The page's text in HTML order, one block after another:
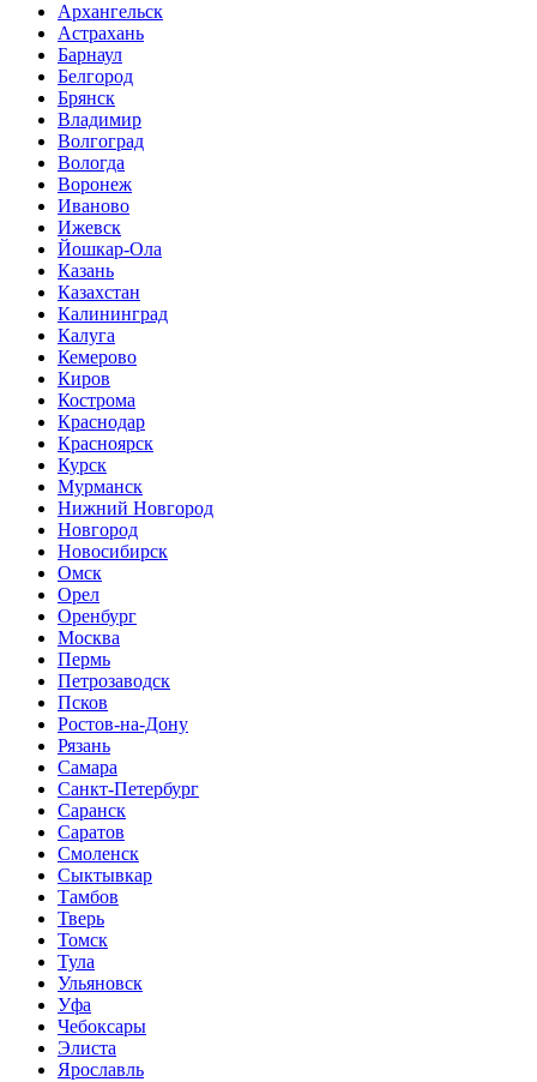
Архангельск
Астрахань
Барнаул
Белгород
Брянск
Владимир
Волгоград
Вологда
Воронеж
Иваново
Ижевск
Йошкар-Ола
Казань
Казахстан
Калининград
Калуга
Кемерово
Киров
Кострома
Краснодар
Красноярск
Курск
Мурманск
Нижний Новгород
Новгород
Новосибирск
Омск
Орел
Оренбург
Москва
Пермь
Петрозаводск
Псков
Ростов-на-Дону
Рязань
Самара
Санкт-Петербург
Саранск
Саратов
Смоленск
Сыктывкар
Тамбов
Тверь
Томск
Тула
Ульяновск
Уфа
Чебоксары
Элиста
Ярославль